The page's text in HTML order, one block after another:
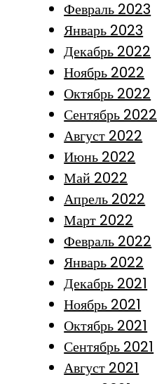
Февраль 2023
Январь 2023
Декабрь 2022
Ноябрь 2022
Октябрь 2022
Сентябрь 2022
Август 2022
Июнь 2022
Май 2022
Апрель 2022
Март 2022
Февраль 2022
Январь 2022
Декабрь 2021
Ноябрь 2021
Октябрь 2021
Сентябрь 2021
Август 2021